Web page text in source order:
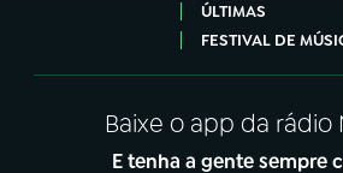
ÚLTIMAS
FESTIVAL DE
Baixe o app da rádio
E tenha a gente sempre